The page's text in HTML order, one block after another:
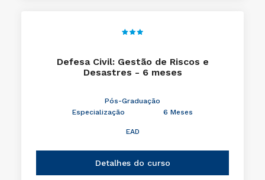
Defesa Civil: Gestão de Riscos e
Desastres - 6 meses
Pós-Graduação
Especialização
6 Meses
EAD
Detalhes do curso